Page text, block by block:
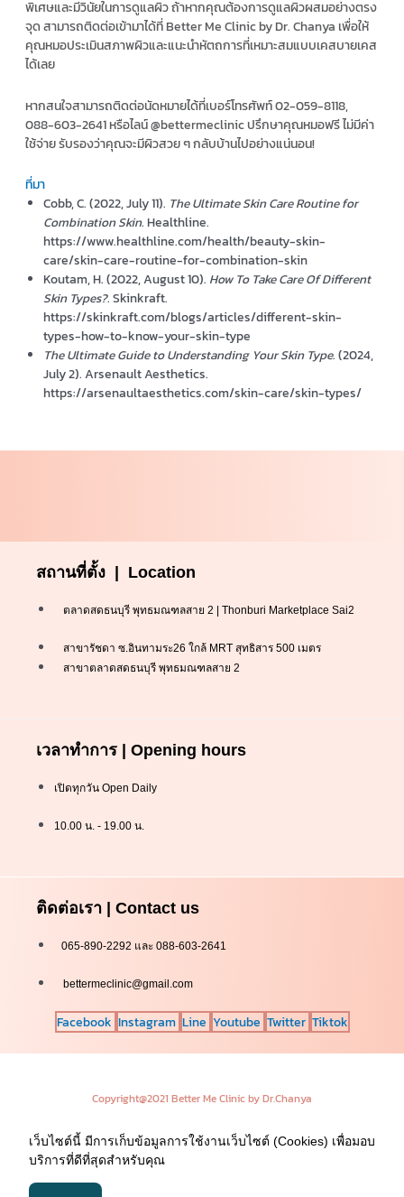
พิเศษและมีวินัยในการดูแลผิว ถ้าหากคุณต้องการดูแลผิวผสมอย่างตรง
จุด สามารถติดต่อเข้ามาได้ที่ Better Me Clinic by Dr. Chanya เพื่อให้
คุณหมอประเมินสภาพผิวและแนะนำหัตถการที่เหมาะสมแบบเคสบายเคส
ได้เลย
หากสนใจสามารถติดต่อนัดหมายได้ที่เบอร์โทรศัพท์ 02-059-8118,
088-603-2641 หรือไลน์ @bettermeclinic ปรึกษาคุณหมอฟรี ไม่มีค่า
ใช้จ่าย รับรองว่าคุณจะมีผิวสวย ๆ กลับบ้านไปอย่างแน่นอน!
ที่มา
Cobb, C. (2022, July 11). The Ultimate Skin Care Routine for
Combination Skin. Healthline.
https://www.healthline.com/health/beauty-skin-
care/skin-care-routine-for-combination-skin
Koutam, H. (2022, August 10). How To Take Care Of Different
Skin Types?. Skinkraft.
https://skinkraft.com/blogs/articles/different-skin-
types-how-to-know-your-skin-type
The Ultimate Guide to Understanding Your Skin Type. (2024,
July 2). Arsenault Aesthetics.
https://arsenaultaesthetics.com/skin-care/skin-types/
สถานที่ตั้ง | Location
ตลาดสดธนบุรี พุทธมณฑลสาย 2 | Thonburi Marketplace Sai2
สาขารัชดา ซ.อินทามระ26 ใกล้ MRT สุทธิสาร 500 เมตร
สาขาตลาดสดธนบุรี พุทธมณฑลสาย 2
เวลาทำการ | Opening hours
เปิดทุกวัน Open Daily
10.00 น. - 19.00 น.
ติดต่อเรา | Contact us
065-890-2292 และ 088-603-2641
bettermeclinic@gmail.com
Facebook Instagram Line Youtube Twitter Tiktok
Copyright@2021 Better Me Clinic by Dr.Chanya
เว็บไซต์นี้ มีการเก็บข้อมูลการใช้งานเว็บไซต์ (Cookies) เพื่อมอบ
บริการที่ดีที่สุดสำหรับคุณ